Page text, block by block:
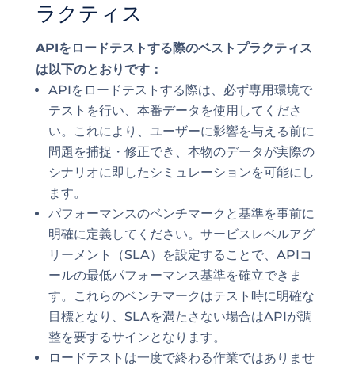
ラクティス
APIをロードテストする際のベストプラクティス
は以下のとおりです：
APIをロードテストする際は、必ず専用環境で
テストを行い、本番データを使用してくださ
い。これにより、ユーザーに影響を与える前に
問題を捕捉・修正でき、本物のデータが実際の
シナリオに即したシミュレーションを可能にし
ます。
パフォーマンスのベンチマークと基準を事前に
明確に定義してください。サービスレベルアグ
リーメント（SLA）を設定することで、APIコ
ールの最低パフォーマンス基準を確立できま
す。これらのベンチマークはテスト時に明確な
目標となり、SLAを満たさない場合はAPIが調
整を要するサインとなります。
ロードテストは一度で終わる作業ではありませ